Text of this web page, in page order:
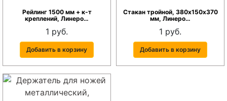
Рейлинг 1500 мм + к-т
креплений, Линеро…
1 руб.
Добавить в корзину
Стакан тройной, 380х150х370
мм, Линеро…
1 руб.
Добавить в корзину